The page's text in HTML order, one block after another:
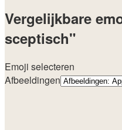
Vergelijkbare
sceptisch"
Emoji selecteren
Afbeeldingen